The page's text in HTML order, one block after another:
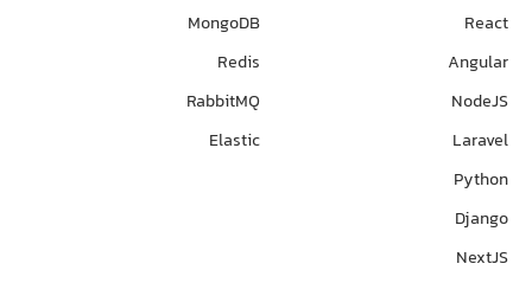
React
Angular
NodeJS
Laravel
Python
Django
NextJS
MongoDB
Redis
RabbitMQ
Elastic